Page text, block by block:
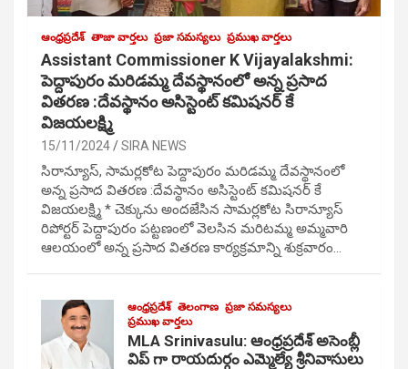
ఆంధ్రప్రదేశ్ తాజా వార్తలు ప్రజా సమస్యలు ప్రముఖ వార్తలు
Assistant Commissioner K Vijayalakshmi:
పెద్దాపురం మరిడమ్మ దేవస్థానంలో అన్న ప్రసాద
వితరణ :దేవస్థానం అసిస్టెంట్ కమిషనర్ కే
విజయలక్ష్మి
15/11/2024 SIRA NEWS
సిరాన్యూస్, సామర్లకోట పెద్దాపురం మరిడమ్మ దేవస్థానంలో
అన్న ప్రసాద వితరణ :దేవస్థానం అసిస్టెంట్ కమిషనర్ కే
విజయలక్ష్మి * చెక్కును అందజేసిన సామర్లకోట సిరాన్యూస్
రిపోర్టర్ పెద్దాపురం పట్టణంలో వెలసిన మరిటమ్మ అమ్మవారి
ఆలయంలో అన్న ప్రసాద వితరణ కార్యక్రమాన్ని శుక్రవారం…
ఆంధ్రప్రదేశ్ తెలంగాణ ప్రజా సమస్యలు
ప్రముఖ వార్తలు
MLA Srinivasulu: ఆంధ్రప్రదేశ్ అసెంబ్లీ
విప్ గా రాయదుర్గం ఎమ్మెల్యే శ్రీనివాసులు